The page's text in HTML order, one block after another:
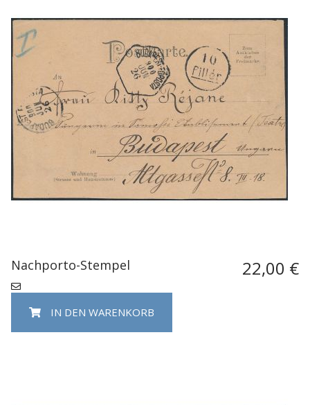
Nachporto-Stempel 22,00 €
IN DEN WARENKORB